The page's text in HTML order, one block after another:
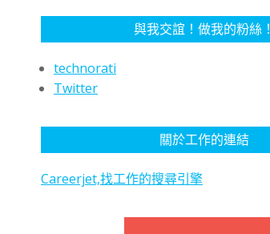
與我交誼！做我的粉絲！
technorati
Twitter
關於工作的連結
Careerjet,找工作的搜尋引擎